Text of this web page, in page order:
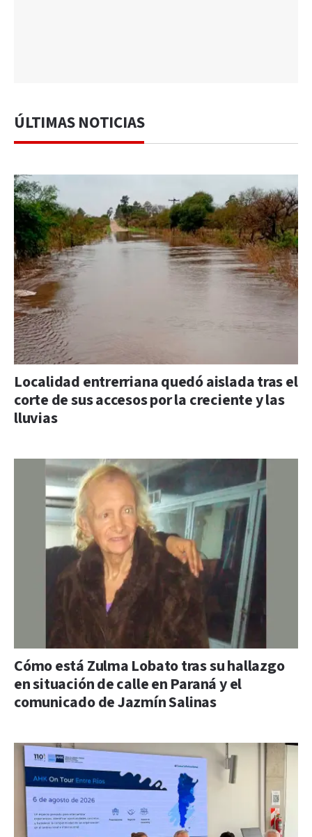
ÚLTIMAS NOTICIAS
Localidad entrerriana quedó aislada tras el
corte de sus accesos por la creciente y las
lluvias
Cómo está Zulma Lobato tras su hallazgo
en situación de calle en Paraná y el
comunicado de Jazmín Salinas